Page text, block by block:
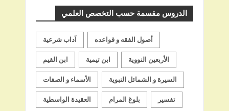
الدروس مقسمة حسب التخصص العلمي
آداب شرعية أصول الفقه و قواعده
ابن القيم ابن تيمية الأربعين النووية
الأسماء و الصفات السيرة و الشمائل النبوية
العقيدة الواسطية بلوغ المرام تفسير